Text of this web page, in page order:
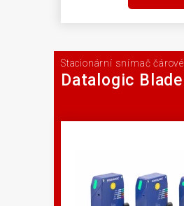
Stacionární snímač
Datalogic